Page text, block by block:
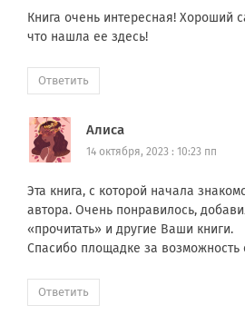
Книга очень интересная! Хороший
что нашла ее здесь!
Ответить
Алиса
14 октября, 2023 : 10:23 пп
Эта книга, с которой начала
автора. Очень понравилось,
«прочитать» и другие Ваши книги.
Спасибо площадке за возможность
Ответить